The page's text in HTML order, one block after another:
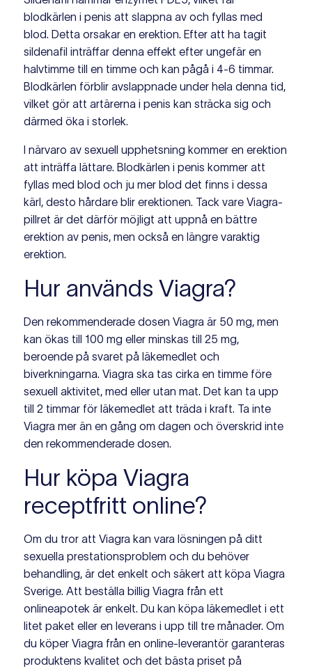
blodkärlen i penis att slappna av och fyllas med
blod. Detta orsakar en erektion. Efter att ha tagit
sildenafil inträffar denna effekt efter ungefär en
halvtimme till en timme och kan pågå i 4-6 timmar.
Blodkärlen förblir avslappnade under hela denna tid,
vilket gör att artärerna i penis kan sträcka sig och
därmed öka i storlek.
I närvaro av sexuell upphetsning kommer en erektion
att inträffa lättare. Blodkärlen i penis kommer att
fyllas med blod och ju mer blod det finns i dessa
kärl, desto hårdare blir erektionen. Tack vare Viagra-
pillret är det därför möjligt att uppnå en bättre
erektion av penis, men också en längre varaktig
erektion.
Hur används Viagra?
Den rekommenderade dosen Viagra är 50 mg, men
kan ökas till 100 mg eller minskas till 25 mg,
beroende på svaret på läkemedlet och
biverkningarna. Viagra ska tas cirka en timme före
sexuell aktivitet, med eller utan mat. Det kan ta upp
till 2 timmar för läkemedlet att träda i kraft. Ta inte
Viagra mer än en gång om dagen och överskrid inte
den rekommenderade dosen.
Hur köpa Viagra
receptfritt online?
Om du tror att Viagra kan vara lösningen på ditt
sexuella prestationsproblem och du behöver
behandling, är det enkelt och säkert att köpa Viagra
Sverige. Att beställa billig Viagra från ett
onlineapotek är enkelt. Du kan köpa läkemedlet i ett
litet paket eller en leverans i upp till tre månader. Om
du köper Viagra från en online-leverantör garanteras
produktens kvalitet och det bästa priset på